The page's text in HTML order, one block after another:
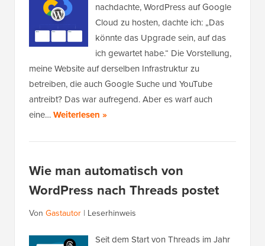
nachdachte, WordPress auf Google
Cloud zu hosten, dachte ich: „Das
könnte das Upgrade sein, auf das
ich gewartet habe.“ Die Vorstellung,
meine Website auf derselben Infrastruktur zu
betreiben, die auch Google Suche und YouTube
antreibt? Das war aufregend. Aber es warf auch
eine…Weiterlesen »
Wie man automatisch von
WordPress nach Threads postet
Von Gastautor | Leserhinweis
Seit dem Start von Threads im Jahr